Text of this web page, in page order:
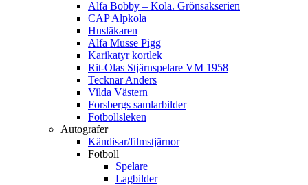
Alfa Bobby – Kola. Grönsakserien
CAP Alpkola
Husläkaren
Alfa Musse Pigg
Karikatyr kortlek
Rit-Olas Stjärnspelare VM 1958
Tecknar Anders
Vilda Västern
Forsbergs samlarbilder
Fotbollsleken
Autografer
Kändisar/filmstjärnor
Fotboll
Spelare
Lagbilder